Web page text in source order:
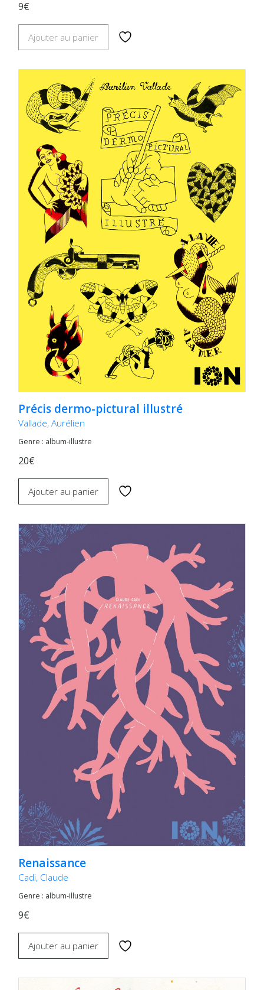
9€
Ajouter au panier
Précis dermo-pictural illustré
Vallade, Aurélien
Genre : album-illustre
20€
Ajouter au panier
Renaissance
Cadi, Claude
Genre : album-illustre
9€
Ajouter au panier